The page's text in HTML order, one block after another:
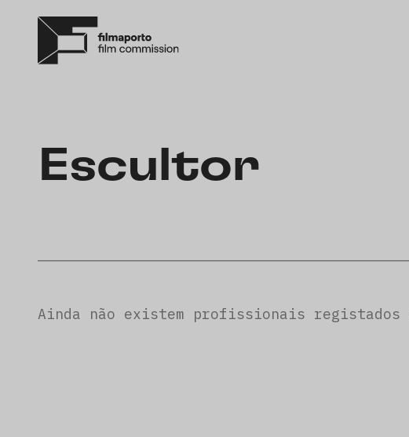
Escultor
Ainda não existem profissionais registados